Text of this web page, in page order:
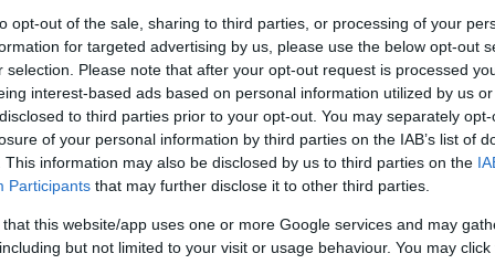
opt-out of the sale, sharing to third parties, or processing of your
for targeted advertising by us, please use the below opt-out
selection. Please note that after your opt-out request is processed
interest-based ads based on personal information utilized by us
to third parties prior to your opt-out. You may separately
of your personal information by third parties on the IAB’s list of
This information may also be disclosed by us to third parties on the
Participants that may further disclose it to other third parties.
that this website/app uses one or more Google services and may
but not limited to your visit or usage behaviour. You may
stesso si tratta di un regime alimentare
di ciascuna persona, che può essere
Tra i vantaggi di questo tipo di dieta, gli
oltre che veloci. Si stima infatti che con
perdere anche 10 kg in due